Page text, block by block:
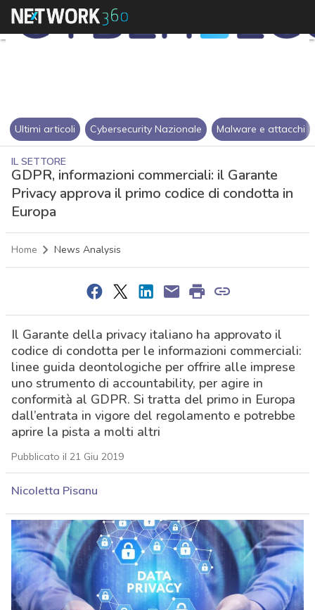
Ultimi articoli Cybersecurity Nazionale Malware e attacchi
IL SETTORE
GDPR, informazioni commerciali: il Garante
Privacy approva il primo codice di condotta in
Europa
Home News Analysis
Il Garante della privacy italiano ha approvato il
codice di condotta per le informazioni commerciali:
linee guida deontologiche per offrire alle imprese
uno strumento di accountability, per agire in
conformità al GDPR. Si tratta del primo in Europa
dall’entrata in vigore del regolamento e potrebbe
aprire la pista a molti altri
Pubblicato il 21 Giu 2019
Nicoletta Pisanu